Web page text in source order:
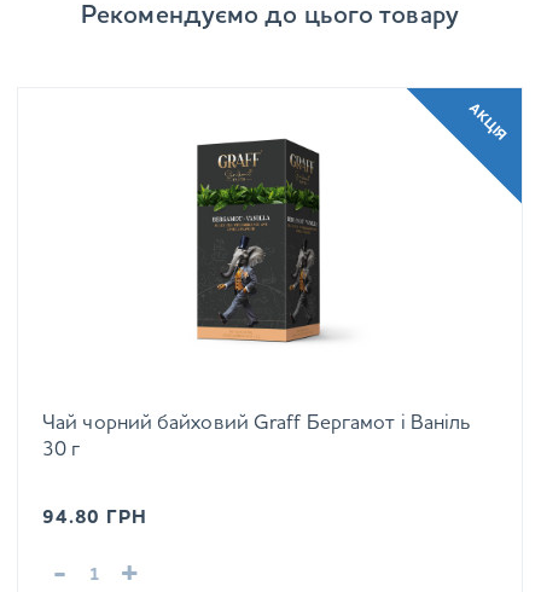
Рекомендуємо до цього товару
Чай чорний байховий Graff Бергамот і Ваніль
30 г
94.80 ГРН
- +
АКЦІЯ